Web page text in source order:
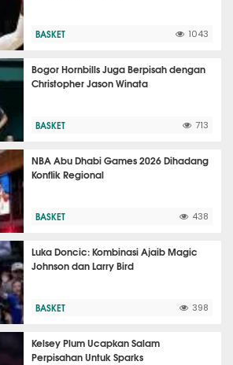
BASKET 1043
Bogor Hornbills Juga Berpisah dengan
Christopher Jason Winata
BASKET 713
NBA Abu Dhabi Games 2026 Dihadang
Konflik Regional
BASKET 438
Luka Doncic: Kombinasi Ajaib Magic
Johnson dan Larry Bird
BASKET 398
Kelsey Plum Ucapkan Salam
Perpisahan Untuk Sparks